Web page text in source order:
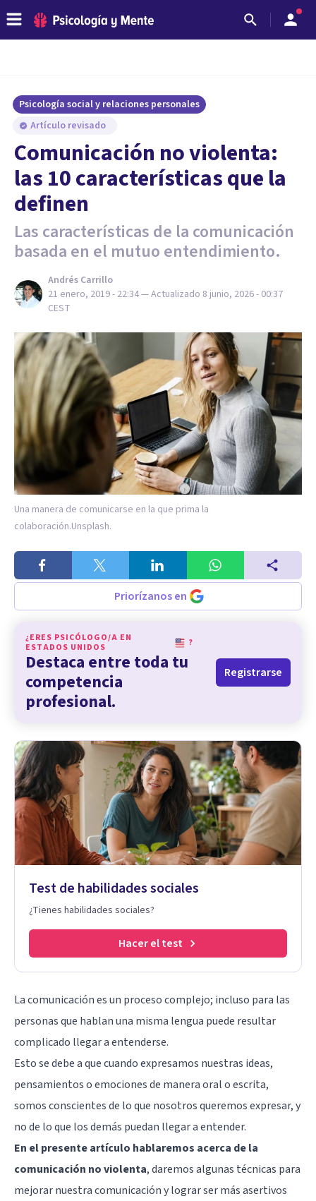
Psicología social y relaciones personales
Artículo revisado
Comunicación no violenta:
las 10 características que la
definen
Las características de la comunicación
basada en el mutuo entendimiento.
Andrés Carrillo
21 enero, 2019 - 22:34— Actualizado 8 junio, 2026 - 00:37
CEST
Una manera de comunicarse en la que prima la
colaboración.Unsplash.
Priorízanos en
¿ERES PSICÓLOGO/A EN
ESTADOS UNIDOS
?
Destaca entre toda tu
competencia
profesional.
Registrarse
Test de habilidades sociales
¿Tienes habilidades sociales?
Hacer el test
La comunicación es un proceso complejo; incluso para las
personas que hablan una misma lengua puede resultar
complicado llegar a entenderse.
Esto se debe a que cuando expresamos nuestras ideas,
pensamientos o emociones de manera oral o escrita,
somos conscientes de lo que nosotros queremos expresar, y
no de lo que los demás puedan llegar a entender.
En el presente artículo hablaremos acerca de la
comunicación no violenta, daremos algunas técnicas para
mejorar nuestra comunicación y lograr ser más asertivos